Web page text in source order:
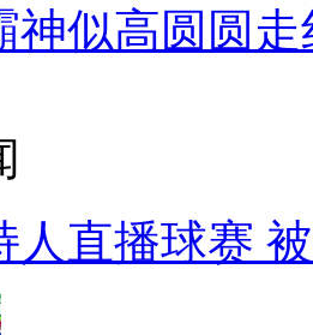
神似高圆圆走
人直播球赛